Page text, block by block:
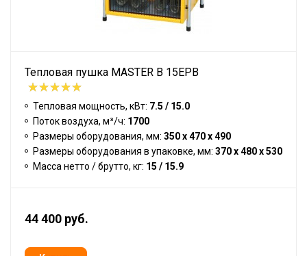
Тепловая пушка MASTER B 15EPB
Тепловая мощность, кВт: 7.5 / 15.0
Поток воздуха, м³/ч: 1700
Размеры оборудования, мм: 350 x 470 x 490
Размеры оборудования в упаковке, мм: 370 x 480 x 530
Масса нетто / брутто, кг: 15 / 15.9
44 400 руб.